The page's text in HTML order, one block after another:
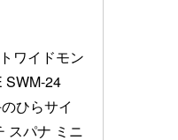
ワイドモン
SWM-24
ひらサイ
スパナ ミニ